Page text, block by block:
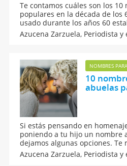
Te contamos cuáles son los
populares en la década de los
usado durante los años 60
relacionados con la religión,
ponían nombres compuestos
Azucena Zarzuela, Periodista y
NOMBRES
10
abuelas
Si estás pensando en
poniendo a tu hijo un nombre
dejamos algunas opciones.
10 nombres originales de
que conoces a alguien que lo
Azucena Zarzuela, Periodista y